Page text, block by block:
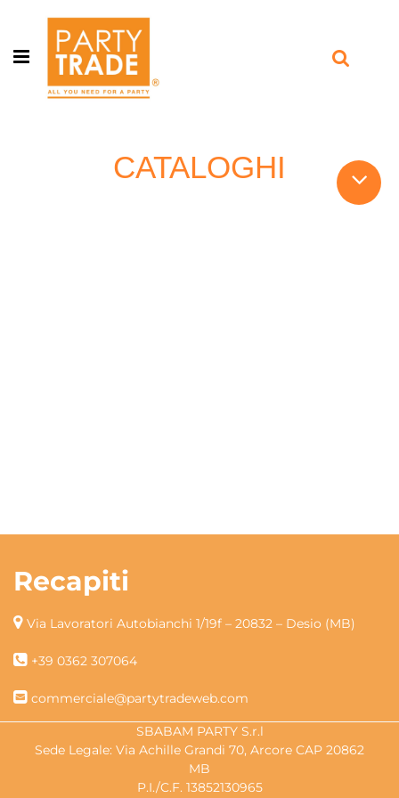
Open menu
CATALOGHI
Recapiti
Via Lavoratori Autobianchi 1/19f – 20832 – Desio (MB)
+39 0362 307064
commerciale@partytradeweb.com
SBABAM PARTY S.r.l
Sede Legale: Via Achille Grandi 70, Arcore CAP 20862
MB
P.I./C.F. 13852130965